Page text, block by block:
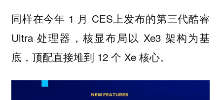
同样在今年 1 月 CES上发布的第三代酷睿
Ultra 处理器，核显布局以 Xe3 架构为基
底，顶配直接堆到 12 个 Xe 核心。